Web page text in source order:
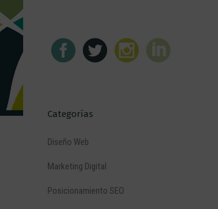
Categorías
Diseño Web
Marketing Digital
Posicionamiento SEO